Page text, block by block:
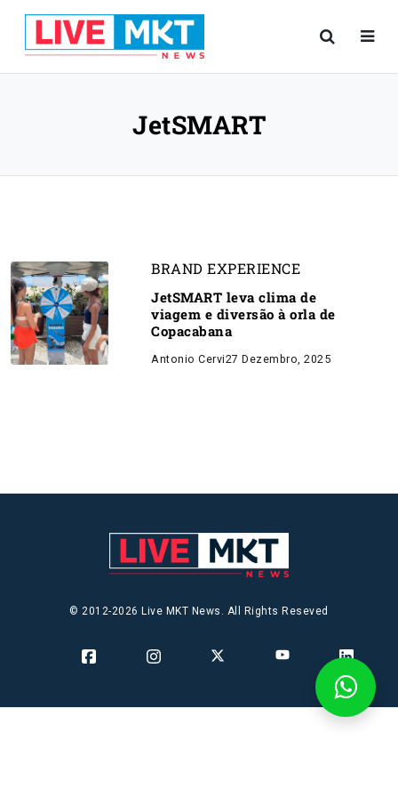
JetSMART
BRAND EXPERIENCE
JetSMART leva clima de
viagem e diversão à orla de
Copacabana
Antonio Cervi27 Dezembro, 2025
© 2012-2026 Live MKT News. All Rights Reseved